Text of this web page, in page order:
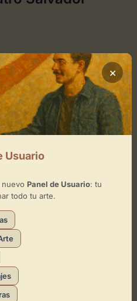
Távora
Leaflet
Mapa
×
Usuario
Panel de Usuario: tu
todo tu arte.